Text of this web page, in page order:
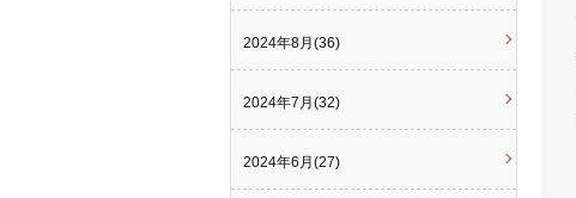
2024年8月(36)
2024年7月(32)
2024年6月(27)